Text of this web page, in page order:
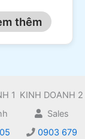
thêm
1 KINH DOANH 2
Sales
0903 679